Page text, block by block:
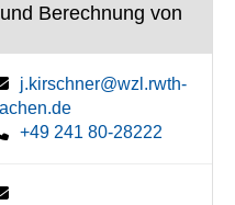
Berechnung von
j.kirschner@wzl.rwth-
+49 241 80-28222